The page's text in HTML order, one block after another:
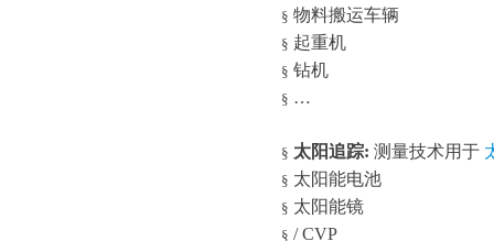
§ 物料搬运车辆
§ 起重机
§ 钻机
§ …
§ 太阳追踪: 测量技术用于
§ 太阳能电池
§ 太阳能镜
§ / CVP